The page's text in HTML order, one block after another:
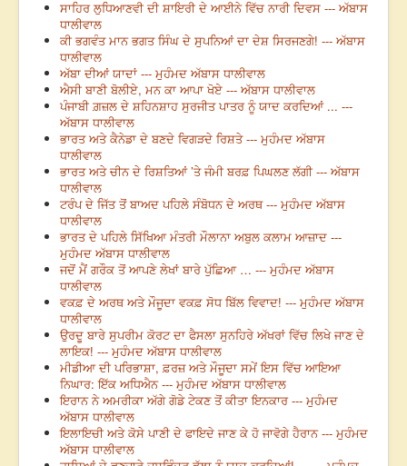
ਸਾਹਿਰ ਲੁਧਿਆਣਵੀ ਦੀ ਸ਼ਾਇਰੀ ਦੇ ਆਈਨੇ ਵਿੱਚ ਨਾਰੀ ਦਿਵਸ --- ਅੱਬਾਸ
ਧਾਲੀਵਾਲ
ਕੀ ਭਗਵੰਤ ਮਾਨ ਭਗਤ ਸਿੰਘ ਦੇ ਸੁਪਨਿਆਂ ਦਾ ਦੇਸ਼ ਸਿਰਜਣਗੇ! --- ਅੱਬਾਸ
ਧਾਲੀਵਾਲ
ਅੱਬਾ ਦੀਆਂ ਯਾਦਾਂ --- ਮੁਹੰਮਦ ਅੱਬਾਸ ਧਾਲੀਵਾਲ
ਐਸੀ ਬਾਣੀ ਬੋਲੀਏ, ਮਨ ਕਾ ਆਪਾ ਖੋਏ --- ਅੱਬਾਸ ਧਾਲੀਵਾਲ
ਪੰਜਾਬੀ ਗ਼ਜ਼ਲ ਦੇ ਸ਼ਹਿਨਸ਼ਾਹ ਸੁਰਜੀਤ ਪਾਤਰ ਨੂੰ ਯਾਦ ਕਰਦਿਆਂ ... ---
ਅੱਬਾਸ ਧਾਲੀਵਾਲ
ਭਾਰਤ ਅਤੇ ਕੈਨੇਡਾ ਦੇ ਬਣਦੇ ਵਿਗੜਦੇ ਰਿਸ਼ਤੇ --- ਮੁਹੰਮਦ ਅੱਬਾਸ
ਧਾਲੀਵਾਲ
ਭਾਰਤ ਅਤੇ ਚੀਨ ਦੇ ਰਿਸ਼ਤਿਆਂ ’ਤੇ ਜੰਮੀ ਬਰਫ਼ ਪਿਘਲਣ ਲੱਗੀ --- ਅੱਬਾਸ
ਧਾਲੀਵਾਲ
ਟਰੰਪ ਦੇ ਜਿੱਤ ਤੋਂ ਬਾਅਦ ਪਹਿਲੇ ਸੰਬੋਧਨ ਦੇ ਅਰਥ --- ਮੁਹੰਮਦ ਅੱਬਾਸ
ਧਾਲੀਵਾਲ
ਭਾਰਤ ਦੇ ਪਹਿਲੇ ਸਿੱਖਿਆ ਮੰਤਰੀ ਮੌਲਾਨਾ ਅਬੁਲ ਕਲਾਮ ਆਜ਼ਾਦ ---
ਮੁਹੰਮਦ ਅੱਬਾਸ ਧਾਲੀਵਾਲ
ਜਦੋਂ ਮੈਂ ਗਰੌਕ ਤੋਂ ਆਪਣੇ ਲੇਖਾਂ ਬਾਰੇ ਪੁੱਛਿਆ … --- ਮੁਹੰਮਦ ਅੱਬਾਸ
ਧਾਲੀਵਾਲ
ਵਕਫ਼ ਦੇ ਅਰਥ ਅਤੇ ਮੌਜੂਦਾ ਵਕਫ਼ ਸੋਧ ਬਿੱਲ ਵਿਵਾਦ! --- ਮੁਹੰਮਦ ਅੱਬਾਸ
ਧਾਲੀਵਾਲ
ਉਰਦੂ ਬਾਰੇ ਸੁਪਰੀਮ ਕੋਰਟ ਦਾ ਫੈਸਲਾ ਸੁਨਹਿਰੇ ਅੱਖਰਾਂ ਵਿੱਚ ਲਿਖੇ ਜਾਣ ਦੇ
ਲਾਇਕ! --- ਮੁਹੰਮਦ ਅੱਬਾਸ ਧਾਲੀਵਾਲ
ਮੀਡੀਆ ਦੀ ਪਰਿਭਾਸ਼ਾ, ਫ਼ਰਜ਼ ਅਤੇ ਮੌਜੂਦਾ ਸਮੇਂ ਇਸ ਵਿੱਚ ਆਇਆ
ਨਿਘਾਰ: ਇੱਕ ਅਧਿਐਨ --- ਮੁਹੰਮਦ ਅੱਬਾਸ ਧਾਲੀਵਾਲ
ਇਰਾਨ ਨੇ ਅਮਰੀਕਾ ਅੱਗੇ ਗੋਡੇ ਟੇਕਣ ਤੋਂ ਕੀਤਾ ਇਨਕਾਰ --- ਮੁਹੰਮਦ
ਅੱਬਾਸ ਧਾਲੀਵਾਲ
ਇਲਾਇਚੀ ਅਤੇ ਕੋਸੇ ਪਾਣੀ ਦੇ ਫਾਇਦੇ ਜਾਣ ਕੇ ਹੋ ਜਾਵੋਗੇ ਹੈਰਾਨ --- ਮੁਹੰਮਦ
ਅੱਬਾਸ ਧਾਲੀਵਾਲ